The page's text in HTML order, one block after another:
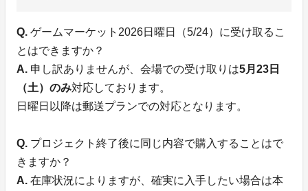
Q. ゲームマーケット2026日曜日（5/24）に受け取るこ
とはできますか？
A. 申し訳ありませんが、会場での受け取りは5月23日
（土）のみ対応しております。
日曜日以降は郵送プランでの対応となります。
Q. プロジェクト終了後に同じ内容で購入することはで
きますか？
A. 在庫状況によりますが、確実に入手したい場合は本